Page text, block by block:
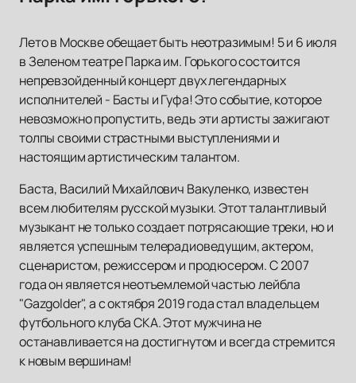
Лето в Москве обещает быть неотразимым! 5 и 6 июля
в Зеленом театре Парка им. Горького состоится
непревзойденный концерт двух легендарных
исполнителей - Басты и Гуфа! Это событие, которое
невозможно пропустить, ведь эти артисты зажигают
толпы своими страстными выступлениями и
настоящим артистическим талантом.
Баста, Василий Михайлович Вакуленко, известен
всем любителям русской музыки. Этот талантливый
музыкант не только создает потрясающие треки, но и
является успешным телерадиоведущим, актером,
сценаристом, режиссером и продюсером. С 2007
года он является неотъемлемой частью лейбла
"Gazgolder", а с октября 2019 года стал владельцем
футбольного клуба СКА. Этот мужчина не
останавливается на достигнутом и всегда стремится
к новым вершинам!